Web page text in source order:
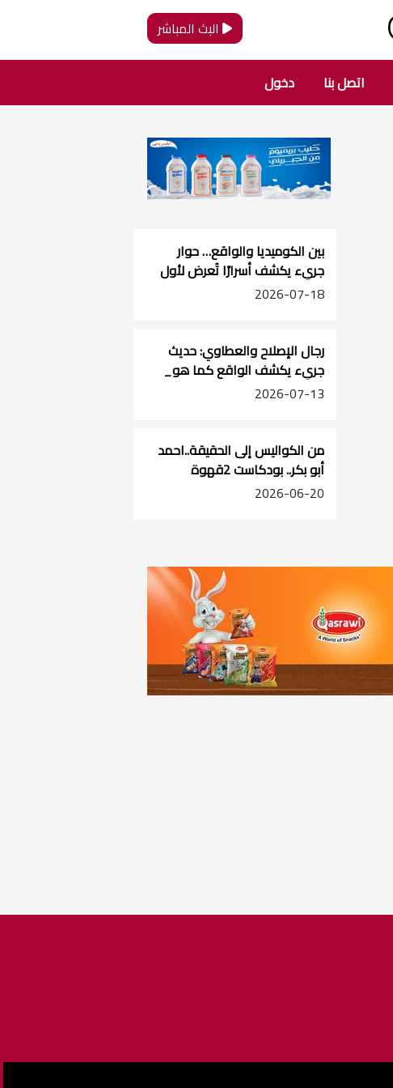
البث المباشر
اتصل بنا دخول
بين الكوميديا والواقع… حوار
جريء يكشف أسرارًا تُعرض لأول
مرة | منتمي أبو عرب في
2026-07-18
رجال الإصلاح والعطاوي: حديث
جريء يكشف الواقع كما هو_
بودكاست حديث المدينة_الحلقة
2026-07-13
من الكواليس إلى الحقيقة..احمد
أبو بكر.. بودكاست 2قهوة
2026-06-20